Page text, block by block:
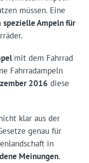
müssen. Eine
spezielle Ampeln für
mit dem Fahrrad
Fahrradampeln
2016 diese
klar aus der
genau für
in
Meinungen.